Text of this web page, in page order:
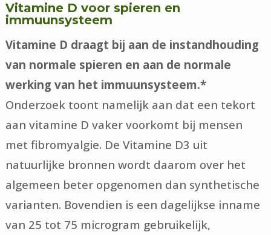
Vitamine D voor spieren en
immuunsysteem
Vitamine D draagt bij aan de instandhouding
van normale spieren en aan de normale
werking van het immuunsysteem.*
Onderzoek toont namelijk aan dat een tekort
aan vitamine D vaker voorkomt bij mensen
met fibromyalgie. De Vitamine D3 uit
natuurlijke bronnen wordt daarom over het
algemeen beter opgenomen dan synthetische
varianten. Bovendien is een dagelijkse inname
van 25 tot 75 microgram gebruikelijk,